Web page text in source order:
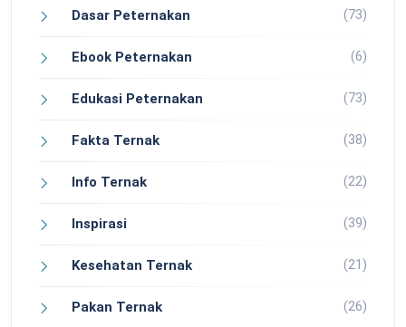
Dasar Peternakan (73)
Ebook Peternakan (6)
Edukasi Peternakan (73)
Fakta Ternak (38)
Info Ternak (22)
Inspirasi (39)
Kesehatan Ternak (21)
Pakan Ternak (26)